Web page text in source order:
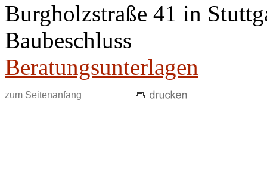
Burgholzstraße 41 in
Baubeschluss
Beratungsunterlagen
zum Seitenanfang